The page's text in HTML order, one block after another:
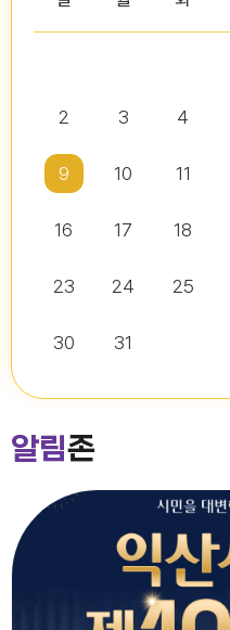
다다익산(2026.1월호) 의회편
2026-07-07
2025-12-03
2026-07-02
2026-06-26
2026-07-24
2026-07-10
2026-07-07
2026-06-30
2 3 4
9 10 11
16 17 18
23 24 25
30 31
알림존